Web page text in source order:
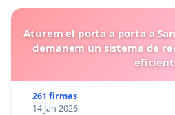
Aturem el porta a porta a
demanem un sistema de
eficient
261 firmas
14 Jan 2026